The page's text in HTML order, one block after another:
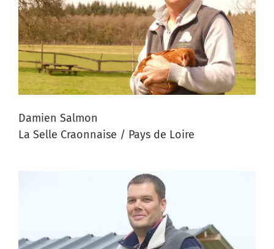
Damien Salmon
La Selle Craonnaise / Pays de Loire